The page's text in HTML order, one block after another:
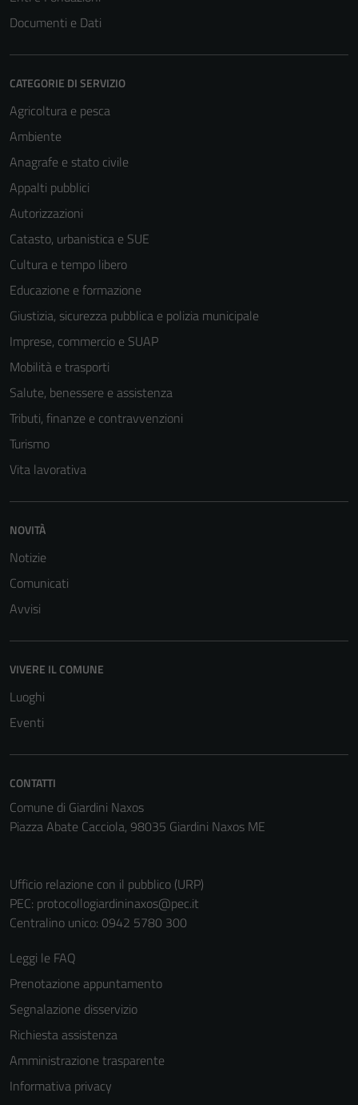
Documenti e Dati
CATEGORIE DI SERVIZIO
Agricoltura e pesca
Ambiente
Anagrafe e stato civile
Appalti pubblici
Autorizzazioni
Catasto, urbanistica e SUE
Cultura e tempo libero
Educazione e formazione
Giustizia, sicurezza pubblica e polizia municipale
Imprese, commercio e SUAP
Mobilità e trasporti
Salute, benessere e assistenza
Tributi, finanze e contravvenzioni
Turismo
Vita lavorativa
NOVITÀ
Notizie
Comunicati
Avvisi
VIVERE IL COMUNE
Luoghi
Eventi
CONTATTI
Comune di Giardini Naxos
Piazza Abate Cacciola, 98035 Giardini Naxos ME
Ufficio relazione con il pubblico (URP)
PEC: protocollogiardininaxos@pec.it
Centralino unico: 0942 5780 300
Leggi le FAQ
Prenotazione appuntamento
Segnalazione disservizio
Richiesta assistenza
Amministrazione trasparente
Informativa privacy
possono